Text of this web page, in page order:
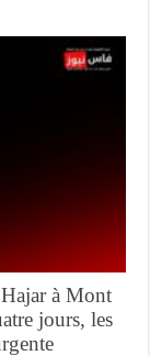
à Mont
jours, les